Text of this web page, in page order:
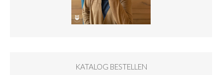
KATALOG BESTELLEN